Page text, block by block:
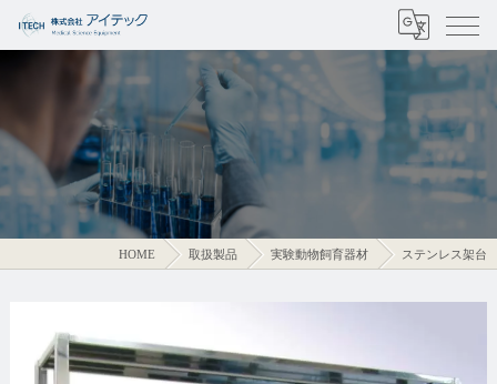
HOME 取扱製品 実験動物飼育器材 ステンレス架台